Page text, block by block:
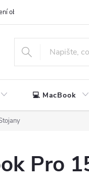
obchodu
💻 MacBook
Pro